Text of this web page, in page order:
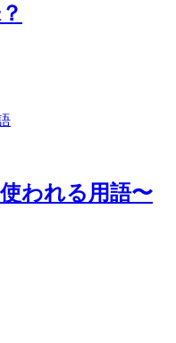
われる用語〜